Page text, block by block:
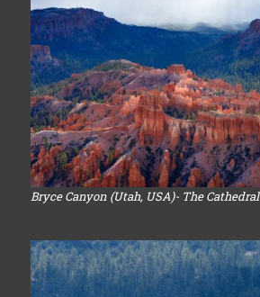
Bryce Canyon (Utah, USA)- The Cathedral